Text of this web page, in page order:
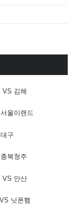
VS 김해
울이랜드
구
북청주
VS 안산
닛폰햄